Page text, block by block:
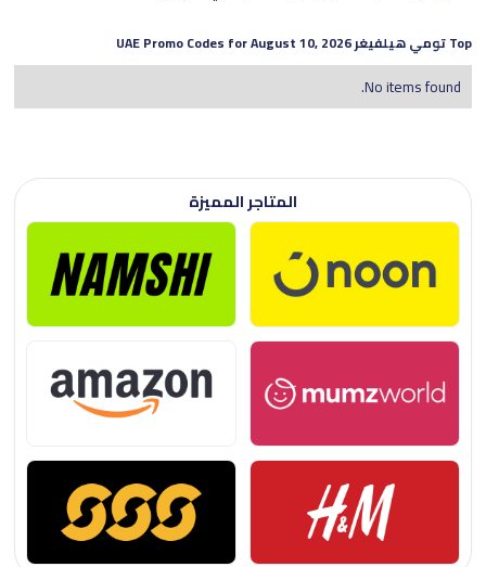
Topتومي هيلفيغرUAE Promo Codes for
August 10, 2026
No items found.
المتاجر المميزة